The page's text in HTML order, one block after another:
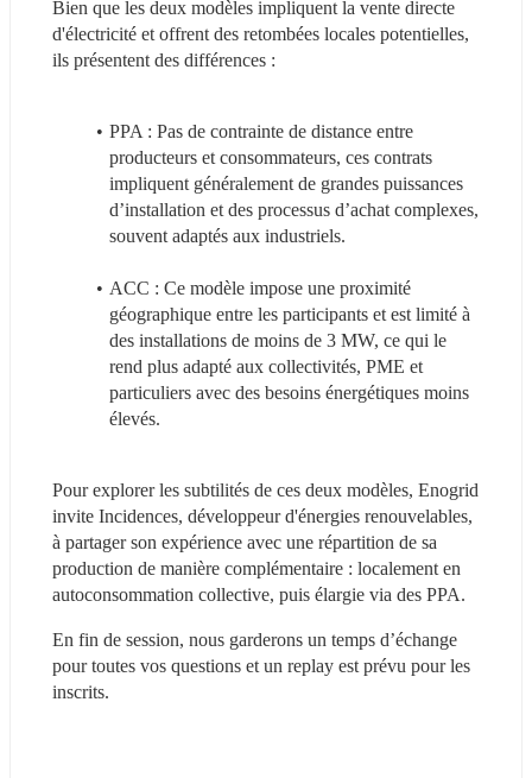
Bien que les deux modèles impliquent la vente directe
d'électricité et offrent des retombées locales potentielles,
ils présentent des différences :
PPA : Pas de contrainte de distance entre
producteurs et consommateurs, ces contrats
impliquent généralement de grandes puissances
d’installation et des processus d’achat complexes,
souvent adaptés aux industriels.
ACC : Ce modèle impose une proximité
géographique entre les participants et est limité à
des installations de moins de 3 MW, ce qui le
rend plus adapté aux collectivités, PME et
particuliers avec des besoins énergétiques moins
élevés.
Pour explorer les subtilités de ces deux modèles, Enogrid
invite Incidences, développeur d'énergies renouvelables,
à partager son expérience avec une répartition de sa
production de manière complémentaire : localement en
autoconsommation collective, puis élargie via des PPA.
En fin de session, nous garderons un temps d’échange
pour toutes vos questions et un replay est prévu pour les
inscrits.